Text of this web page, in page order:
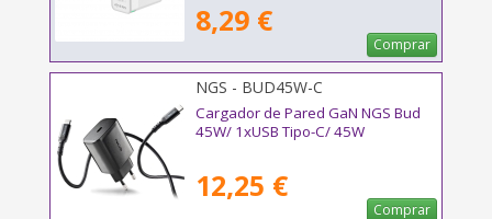
8,29 €
Comprar
NGS - BUD45W-C
Cargador de Pared GaN NGS Bud
45W/ 1xUSB Tipo-C/ 45W
12,25 €
Comprar